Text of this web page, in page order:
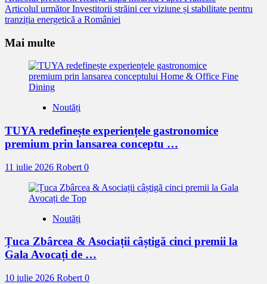
mai
Articolul următorInvestitorii străini cer viziune și stabilitate pentru
tranziția energetică a României
Mai multe
Noutăți
TUYA redefinește experiențele gastronomice
premium prin lansarea conceptu …
11 iulie 2026 Robert 0
Noutăți
Țuca Zbârcea & Asociații câștigă cinci premii la
Gala Avocați de …
10 iulie 2026 Robert 0